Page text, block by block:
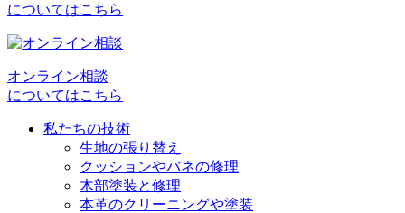
についてはこちら
オンライン相談
についてはこちら
私たちの技術
生地の張り替え
クッションやバネの修理
木部塗装と修理
本革のクリーニングや塗装